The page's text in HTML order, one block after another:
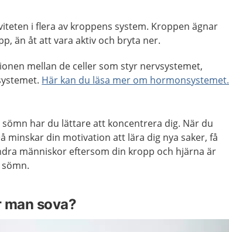
i flera av kroppens system. Kroppen ägnar
än åt att vara aktiv och bryta ner.
mellan de celler som styr nervsystemet,
Här kan du läsa mer om hormonsystemet.
har du lättare att koncentrera dig. När du
minskar din motivation att lära dig nya saker, få
människor eftersom din kropp och hjärna är
sova?